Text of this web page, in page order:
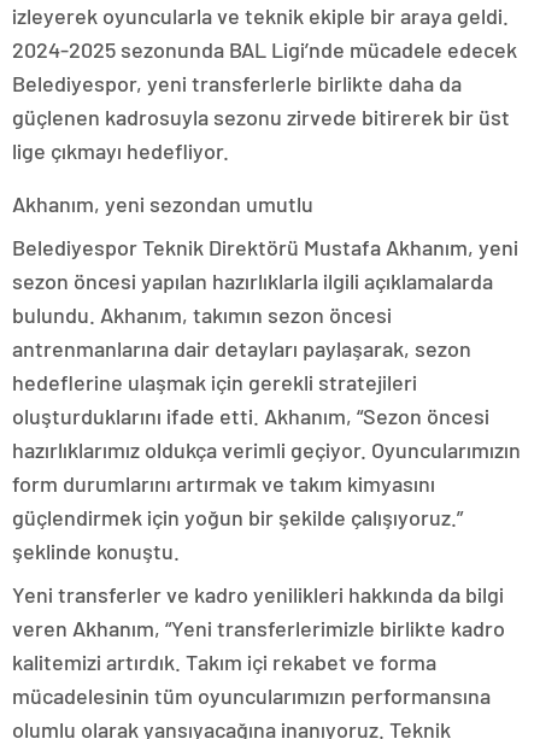
izleyerek oyuncularla ve teknik ekiple bir araya geldi.
2024-2025 sezonunda BAL Ligi’nde mücadele edecek
Belediyespor, yeni transferlerle birlikte daha da
güçlenen kadrosuyla sezonu zirvede bitirerek bir üst
lige çıkmayı hedefliyor.
Akhanım, yeni sezondan umutlu
Belediyespor Teknik Direktörü Mustafa Akhanım, yeni
sezon öncesi yapılan hazırlıklarla ilgili açıklamalarda
bulundu. Akhanım, takımın sezon öncesi
antrenmanlarına dair detayları paylaşarak, sezon
hedeflerine ulaşmak için gerekli stratejileri
oluşturduklarını ifade etti. Akhanım, “Sezon öncesi
hazırlıklarımız oldukça verimli geçiyor. Oyuncularımızın
form durumlarını artırmak ve takım kimyasını
güçlendirmek için yoğun bir şekilde çalışıyoruz.”
şeklinde konuştu.
Yeni transferler ve kadro yenilikleri hakkında da bilgi
veren Akhanım, “Yeni transferlerimizle birlikte kadro
kalitemizi artırdık. Takım içi rekabet ve forma
mücadelesinin tüm oyuncularımızın performansına
olumlu olarak yansıyacağına inanıyoruz. Teknik